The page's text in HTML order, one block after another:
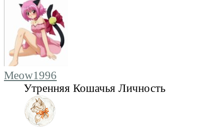
Meow1996
Утренняя Кошачья Личность